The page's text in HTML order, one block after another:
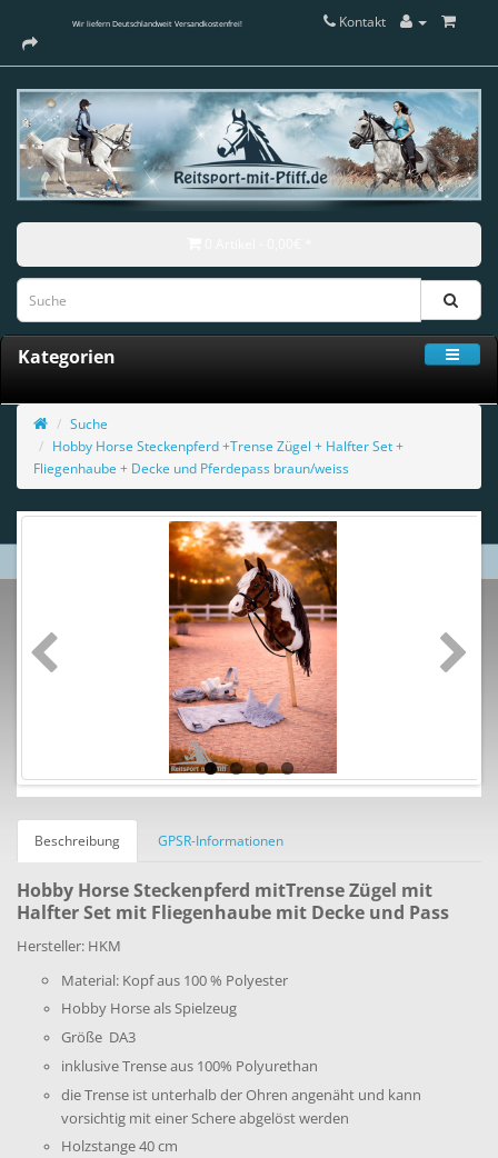
Wir liefern Deutschlandweit Versandkostenfrei! Kontakt
Kategorien
Suche
Hobby Horse Steckenpferd +Trense Zügel + Halfter Set +
Fliegenhaube + Decke und Pferdepass braun/weiss
Beschreibung GPSR-Informationen
Hobby Horse Steckenpferd mitTrense Zügel mit
Halfter Set mit Fliegenhaube mit Decke und Pass
Hersteller: HKM
Material: Kopf aus 100 % Polyester
Hobby Horse als Spielzeug
Größe DA3
inklusive Trense aus 100% Polyurethan
die Trense ist unterhalb der Ohren angenäht und kann
vorsichtig mit einer Schere abgelöst werden
Holzstange 40 cm